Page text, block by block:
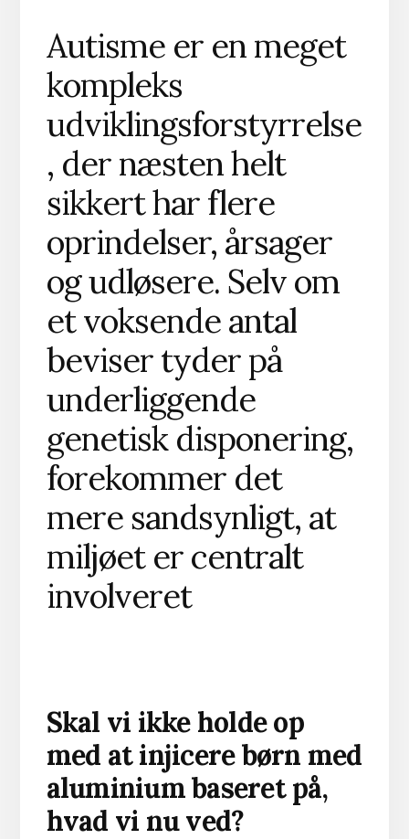
Autisme er en meget
kompleks
udviklingsforstyrrelse
, der næsten helt
sikkert har flere
oprindelser, årsager
og udløsere. Selv om
et voksende antal
beviser tyder på
underliggende
genetisk disponering,
forekommer det
mere sandsynligt, at
miljøet er centralt
involveret
Skal vi ikke holde op
med at injicere børn med
aluminium baseret på,
hvad vi nu ved?